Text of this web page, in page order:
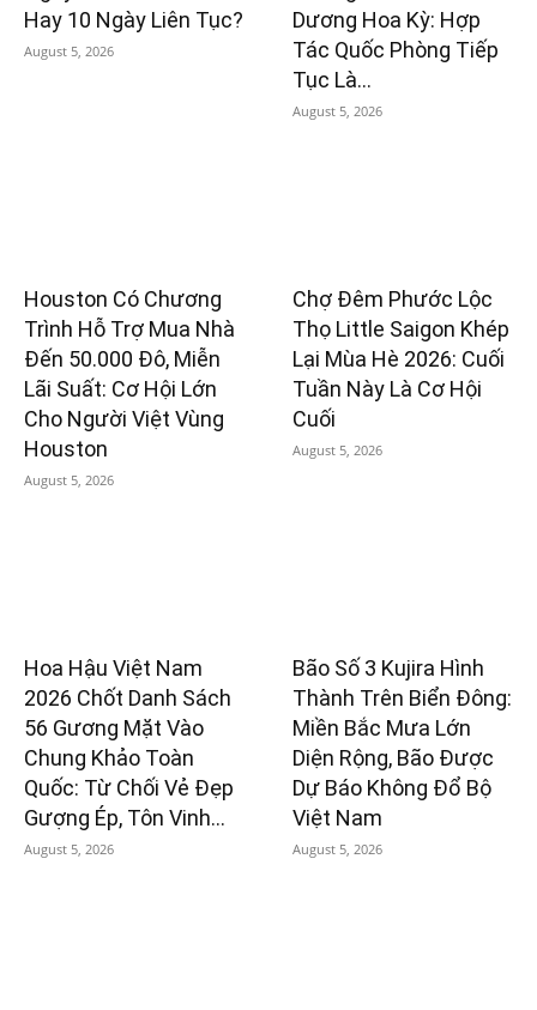
Hay 10 Ngày Liên Tục?
August 5, 2026
Dương Hoa Kỳ: Hợp
Tác Quốc Phòng Tiếp
Tục Là...
August 5, 2026
Houston Có Chương
Trình Hỗ Trợ Mua Nhà
Đến 50.000 Đô, Miễn
Lãi Suất: Cơ Hội Lớn
Cho Người Việt Vùng
Houston
August 5, 2026
Chợ Đêm Phước Lộc
Thọ Little Saigon Khép
Lại Mùa Hè 2026: Cuối
Tuần Này Là Cơ Hội
Cuối
August 5, 2026
Hoa Hậu Việt Nam
2026 Chốt Danh Sách
56 Gương Mặt Vào
Chung Khảo Toàn
Quốc: Từ Chối Vẻ Đẹp
Gượng Ép, Tôn Vinh...
August 5, 2026
Bão Số 3 Kujira Hình
Thành Trên Biển Đông:
Miền Bắc Mưa Lớn
Diện Rộng, Bão Được
Dự Báo Không Đổ Bộ
Việt Nam
August 5, 2026